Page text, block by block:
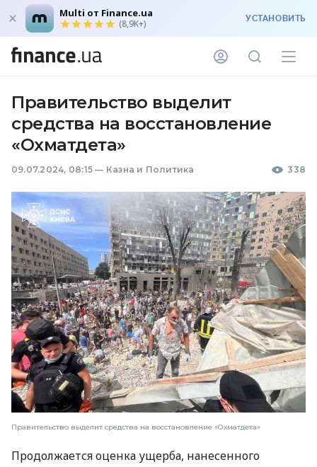
Multi от Finance.ua
(8,9K+) УСТАНОВИТЬ
Правительство выделит
средства на восстановление
«Охматдета»
09.07.2024, 08:15 — Казна и Политика 338
Правительство выделит средства на восстановление «Охматдета»
Продолжается оценка ущерба, нанесенного